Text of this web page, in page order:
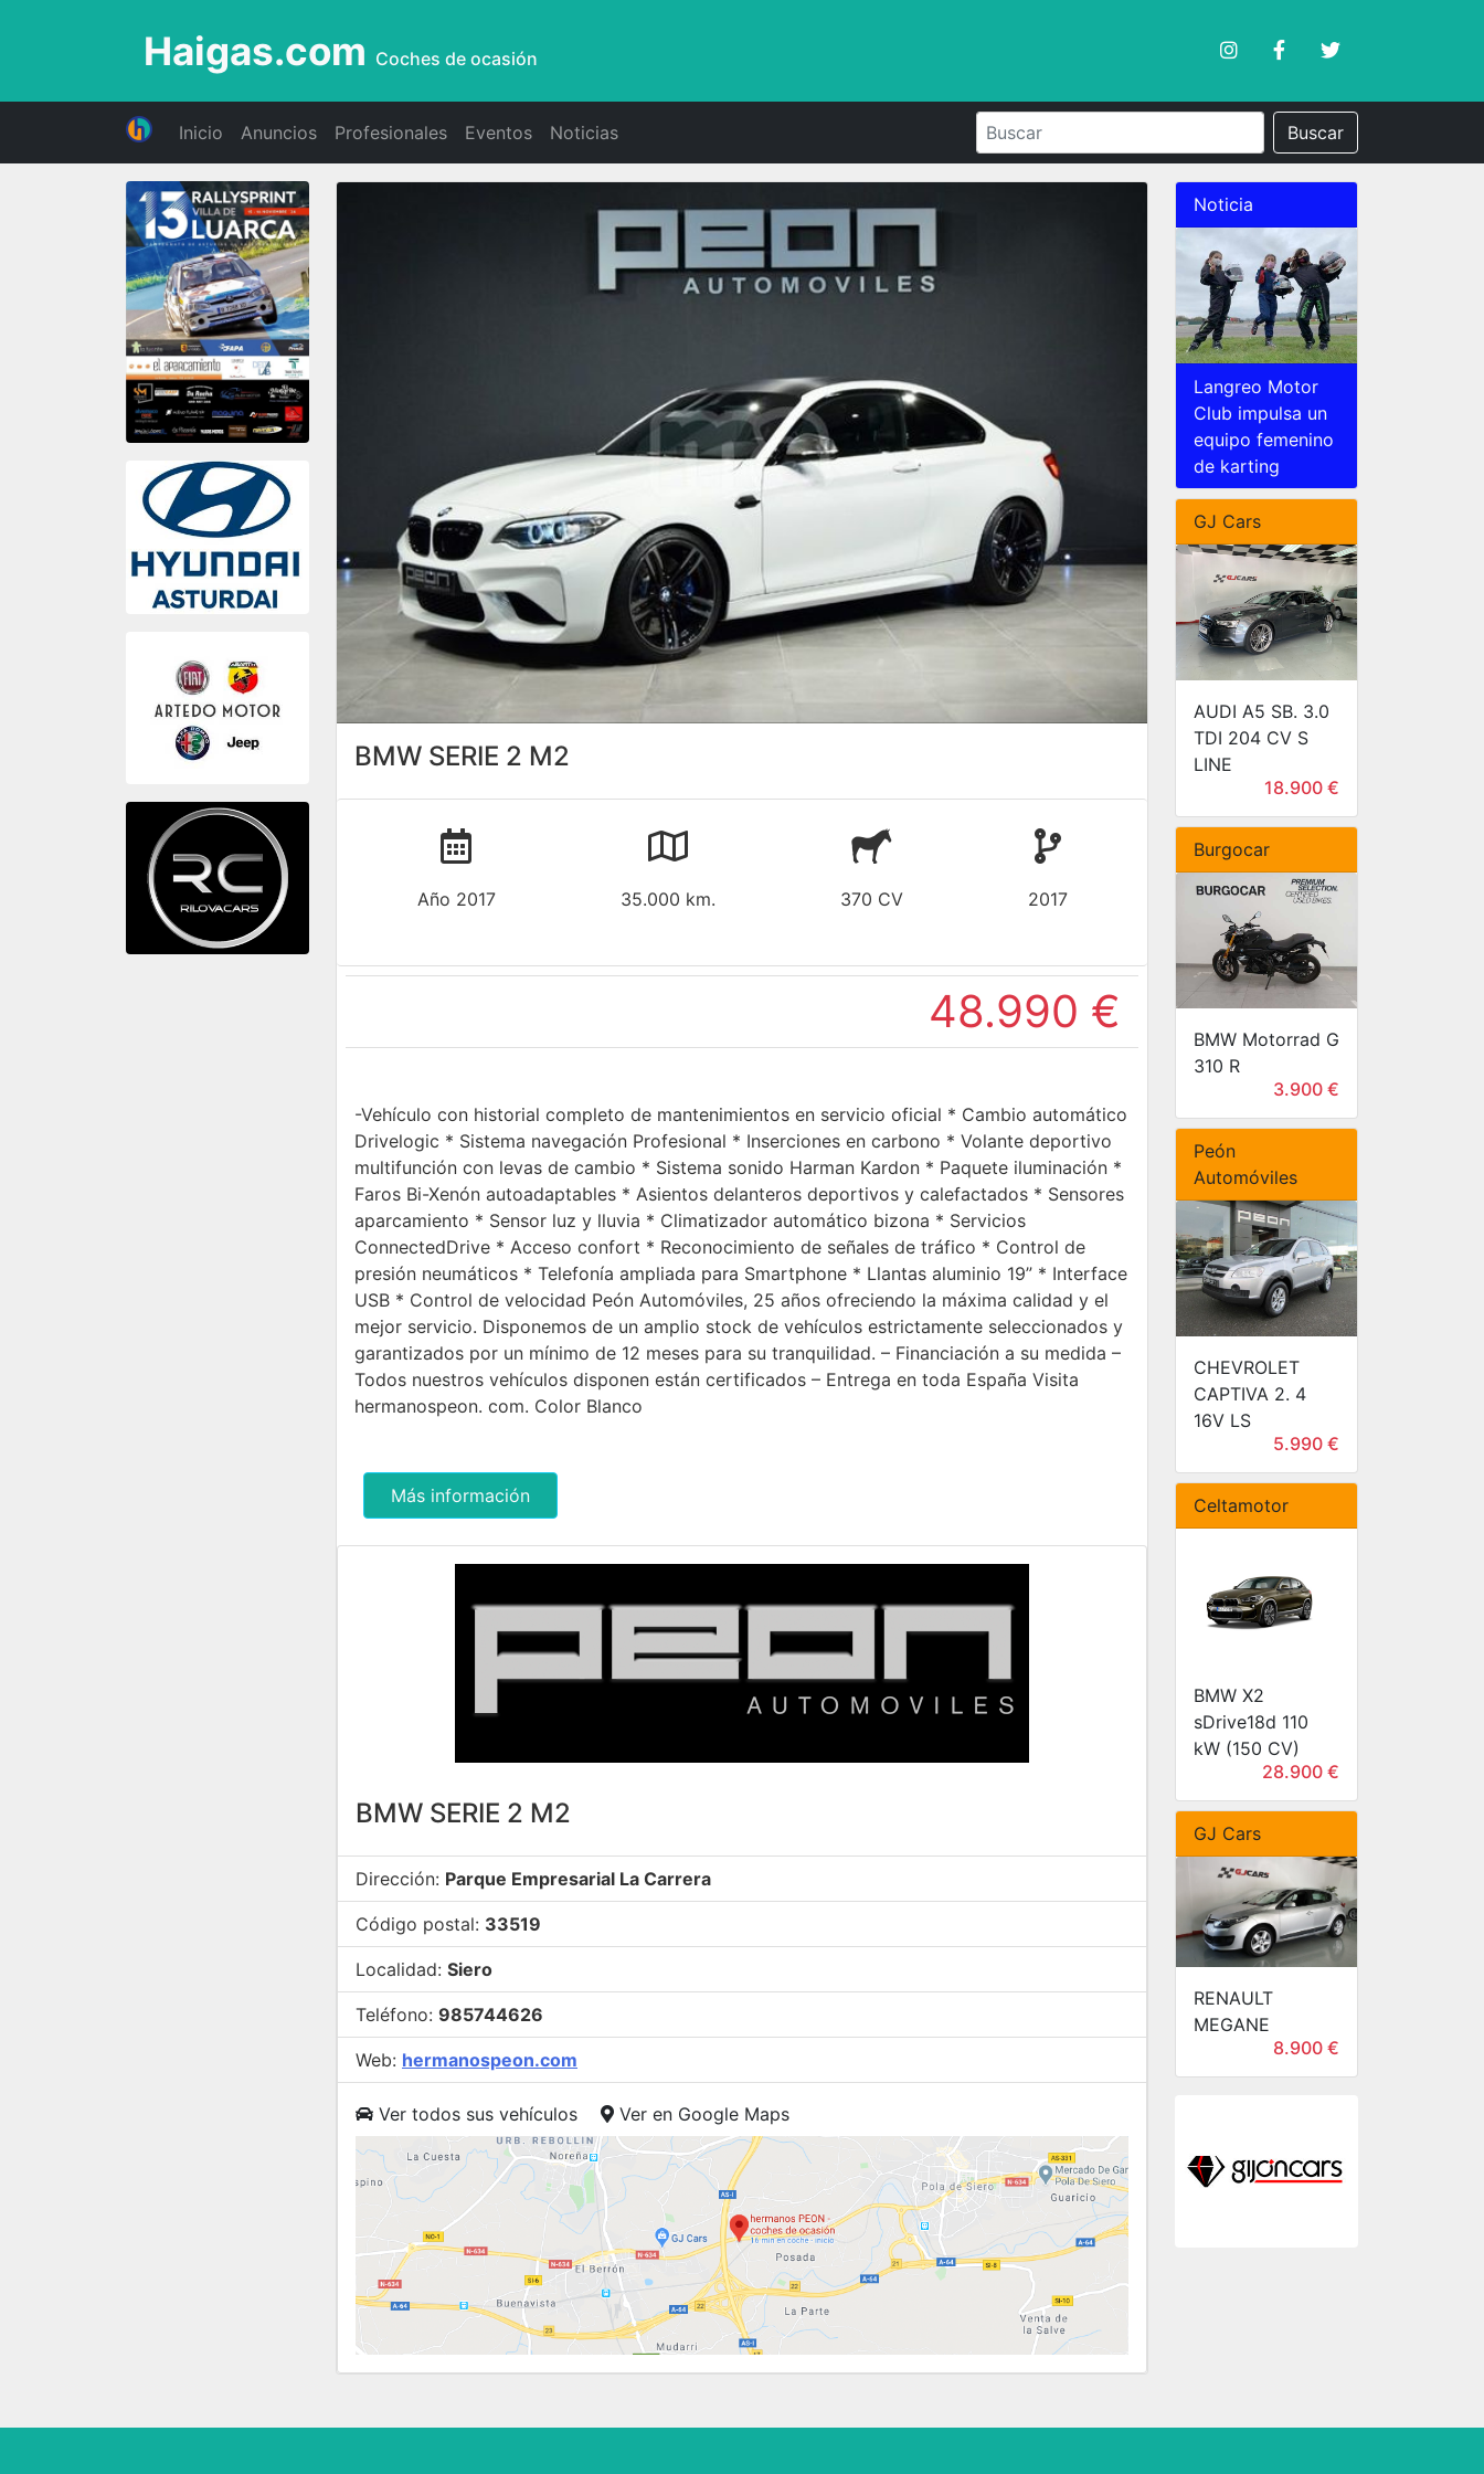
Haigas.com Coches de ocasión
Inicio Anuncios Profesionales Eventos Noticias Buscar
BMW SERIE 2 M2
Año 2017 35.000 km. 370 CV 2017
48.990 €
-Vehículo con historial completo de mantenimientos en servicio oficial * Cambio automático
Drivelogic * Sistema navegación Profesional * Inserciones en carbono * Volante deportivo
multifunción con levas de cambio * Sistema sonido Harman Kardon * Paquete iluminación *
Faros Bi-Xenón autoadaptables * Asientos delanteros deportivos y calefactados * Sensores
aparcamiento * Sensor luz y lluvia * Climatizador automático bizona * Servicios
ConnectedDrive * Acceso confort * Reconocimiento de señales de tráfico * Control de
presión neumáticos * Telefonía ampliada para Smartphone * Llantas aluminio 19” * Interface
USB * Control de velocidad Peón Automóviles, 25 años ofreciendo la máxima calidad y el
mejor servicio. Disponemos de un amplio stock de vehículos estrictamente seleccionados y
garantizados por un mínimo de 12 meses para su tranquilidad. – Financiación a su medida –
Todos nuestros vehículos disponen están certificados – Entrega en toda España Visita
hermanospeon. com. Color Blanco
Más información
BMW SERIE 2 M2
Dirección: Parque Empresarial La Carrera
Código postal: 33519
Localidad: Siero
Teléfono: 985744626
Web: hermanospeon.com
Ver todos sus vehículos Ver en Google Maps
Noticia
Langreo Motor
Club impulsa un
equipo femenino
de karting
GJ Cars
AUDI A5 SB. 3.0
TDI 204 CV S
LINE
18.900 €
Burgocar
BMW Motorrad G
310 R
3.900 €
Peón
Automóviles
CHEVROLET
CAPTIVA 2. 4
16V LS
5.990 €
Celtamotor
BMW X2
sDrive18d 110
kW (150 CV)
28.900 €
GJ Cars
RENAULT
MEGANE
8.900 €